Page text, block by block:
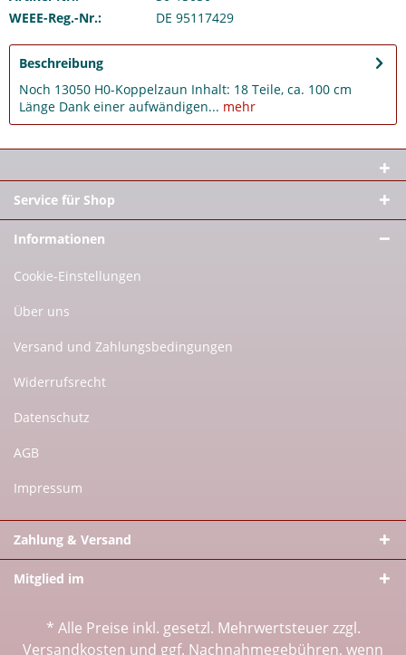
WEEE-Reg.-Nr.:
DE 95117429
Beschreibung
Noch 13050 H0-Koppelzaun Inhalt: 18 Teile, ca. 100 cm
Länge Dank einer aufwändigen... mehr
Service für Shop
Informationen
Cookie-Einstellungen
Über uns
Versand und Zahlungsbedingungen
Widerrufsrecht
Datenschutz
AGB
Impressum
Zahlung & Versand
Mitglied im
* Alle Preise inkl. gesetzl. Mehrwertsteuer zzgl.
Versandkosten und ggf. Nachnahmegebühren, wenn